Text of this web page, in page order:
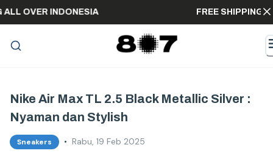
ALL OVER INDONESIA FREE
Nike Air Max TL 2.5 Black Metallic Silver :
Nyaman dan Stylish
Sneakers • Rabu, 19 Feb 2025